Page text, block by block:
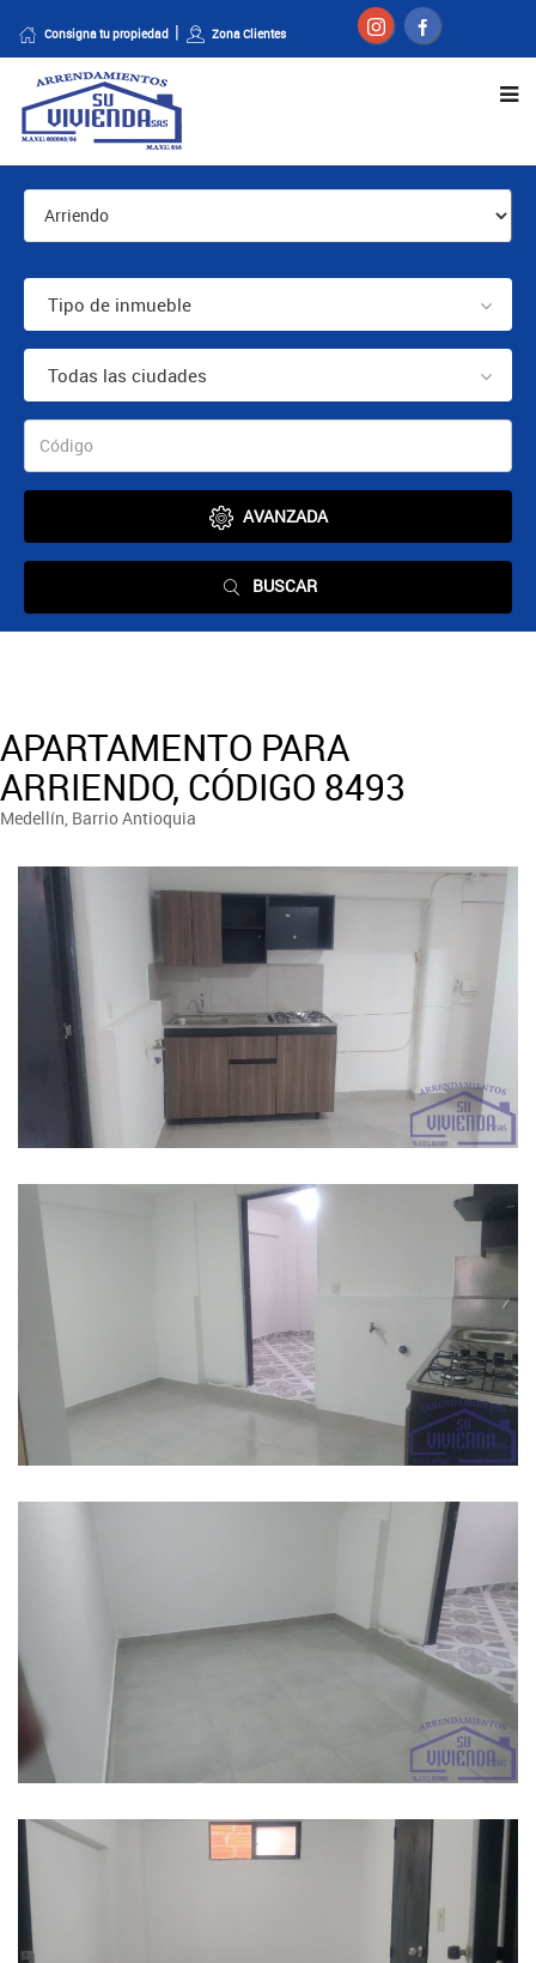
Consigna tu propiedad Zona Clientes
Tipo de inmueble
Todas las ciudades
AVANZADA
BUSCAR
APARTAMENTO PARA
ARRIENDO, CÓDIGO 8493
Medellín, Barrio Antioquia